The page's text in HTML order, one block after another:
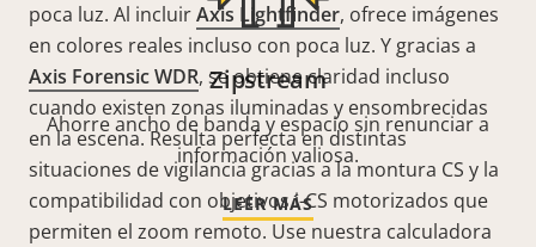
poca luz. Al incluirAxis Lightfinder, ofrece imágenes
en colores reales incluso con poca luz. Y gracias a
Axis Forensic WDR, se obtiene claridad incluso
cuando existen zonas iluminadas y ensombrecidas
en la escena. Resulta perfecta en distintas
situaciones de vigilancia gracias a lamontura CS y la
compatibilidad con objetivos i-CS motorizados que
permiten el zoom remoto. Use nuestra calculadora
Zipstream
Ahorre ancho de banda y espacio sin renunciar a
información valiosa.
LEER MÁS